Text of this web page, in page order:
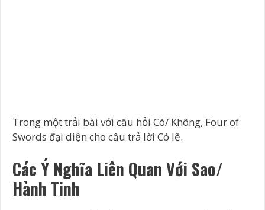
Trong một trải bài với câu hỏi Có/ Không, Four of
Swords đại diện cho câu trả lời Có lẽ.
Các Ý Nghĩa Liên Quan Với Sao/
Hành Tinh